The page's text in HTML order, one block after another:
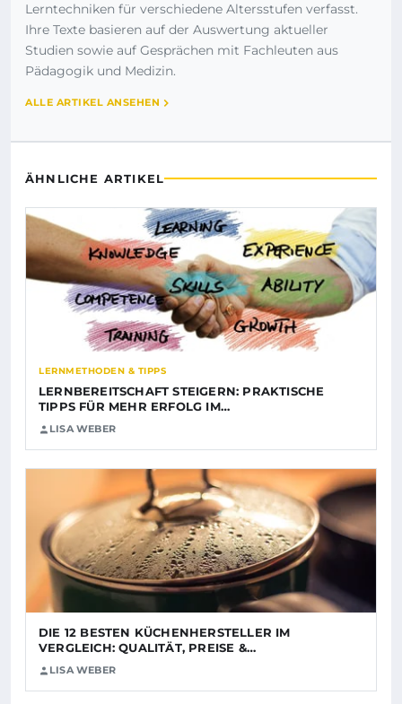
Lerntechniken für verschiedene Altersstufen verfasst.
Ihre Texte basieren auf der Auswertung aktueller
Studien sowie auf Gesprächen mit Fachleuten aus
Pädagogik und Medizin.
ALLE ARTIKEL ANSEHEN
ÄHNLICHE ARTIKEL
LERNMETHODEN & TIPPS
LERNBEREITSCHAFT STEIGERN: PRAKTISCHE
TIPPS FÜR MEHR ERFOLG IM…
LISA WEBER
DIE 12 BESTEN KÜCHENHERSTELLER IM
VERGLEICH: QUALITÄT, PREISE &…
LISA WEBER